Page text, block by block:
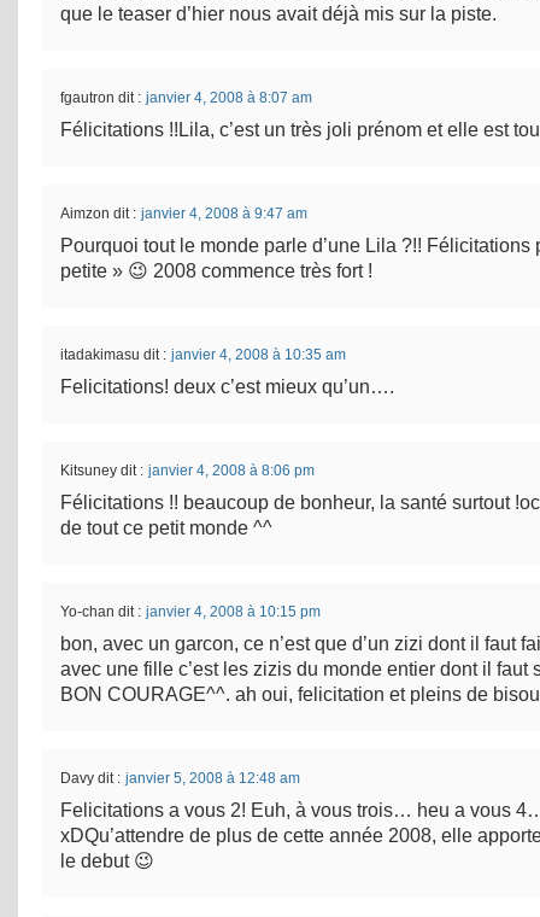
que le teaser d’hier nous avait déjà mis sur la piste.
fgautron dit : janvier 4, 2008 à 8:07 am
Félicitations !!Lila, c’est un très joli prénom et elle est
Aimzon dit : janvier 4, 2008 à 9:47 am
Pourquoi tout le monde parle d’une Lila ?!! Félicitations
petite » 😉 2008 commence très fort !
itadakimasu dit : janvier 4, 2008 à 10:35 am
Felicitations! deux c’est mieux qu’un….
Kitsuney dit : janvier 4, 2008 à 8:06 pm
Félicitations !! beaucoup de bonheur, la santé surtout
de tout ce petit monde ^^
Yo-chan dit : janvier 4, 2008 à 10:15 pm
bon, avec un garcon, ce n’est que d’un zizi dont il faut
avec une fille c’est les zizis du monde entier dont il faut
BON COURAGE^^. ah oui, felicitation et pleins de
Davy dit : janvier 5, 2008 à 12:48 am
Felicitations a vous 2! Euh, à vous trois… heu a vous
xDQu’attendre de plus de cette année 2008, elle
le debut 😉